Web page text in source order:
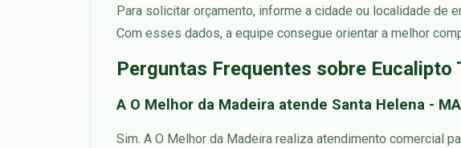
Para solicitar orçamento, informe a cidade ou localidade de
Com esses dados, a equipe consegue orientar a melhor
Perguntas Frequentes sobre Eucalipto
A O Melhor da Madeira atende Santa Helena -
Sim. A O Melhor da Madeira realiza atendimento comercial